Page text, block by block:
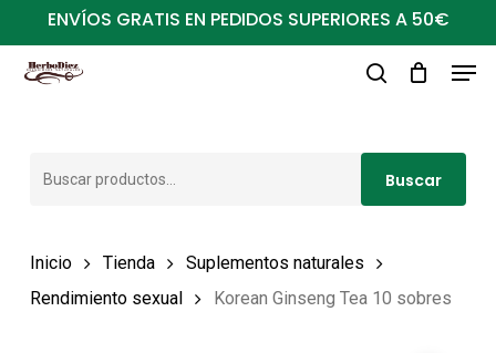
al
contenido
ENVÍOS GRATIS EN PEDIDOS SUPERIORES A 50€
Buscar
Inicio Tienda
Suplementos naturales
Rendimiento sexual
Korean Ginseng Tea 10 sobres
Close